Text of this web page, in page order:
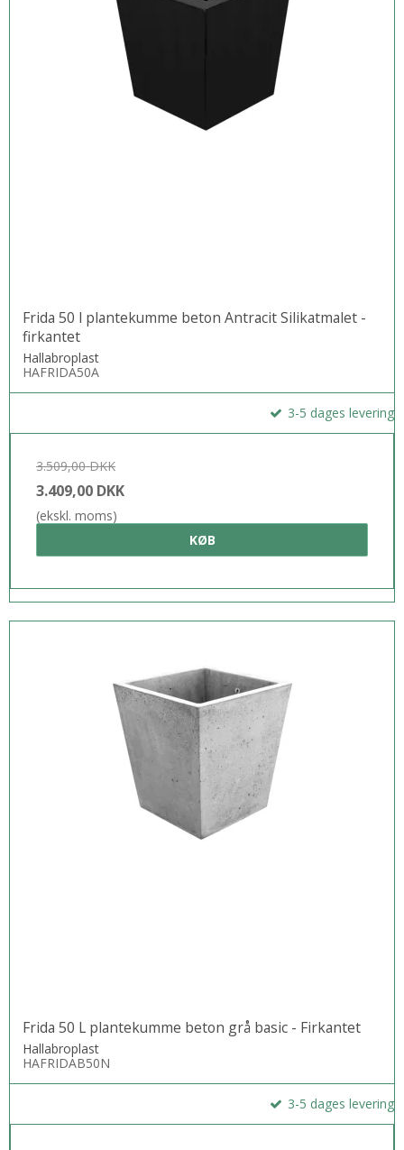
Frida 50 l plantekumme beton Antracit Silikatmalet -
firkantet
Hallabroplast
HAFRIDA50A
3-5 dages levering
3.509,00 DKK
3.409,00 DKK
(ekskl. moms)
KØB
Frida 50 L plantekumme beton grå basic - Firkantet
Hallabroplast
HAFRIDAB50N
3-5 dages levering